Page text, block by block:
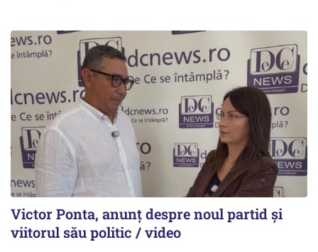
Victor Ponta, anunț despre noul partid și
viitorul său politic / video